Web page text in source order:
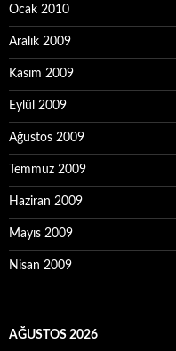
Ocak 2010
Aralık 2009
Kasım 2009
Eylül 2009
Ağustos 2009
Temmuz 2009
Haziran 2009
Mayıs 2009
Nisan 2009
AĞUSTOS 2026